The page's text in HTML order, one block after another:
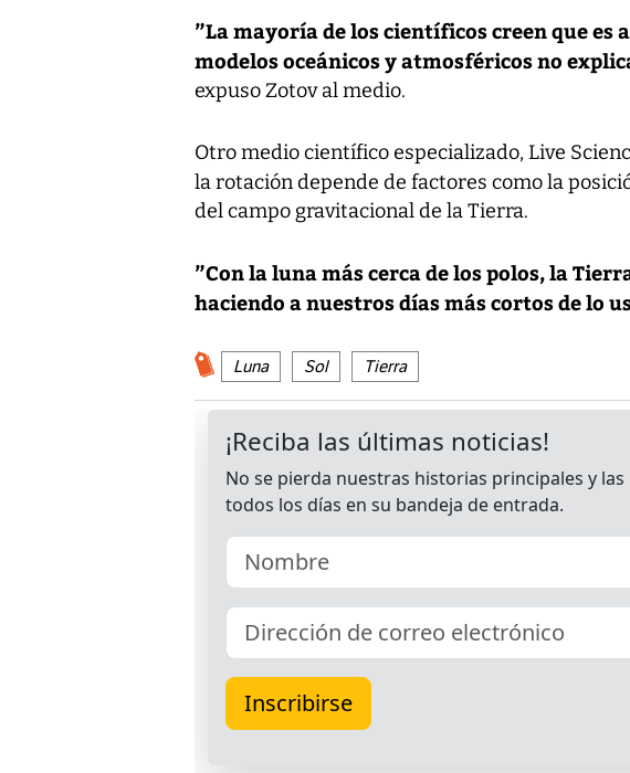
”La mayoría de los científicos creen que es
modelos oceánicos y atmosféricos no
expuso Zotov al medio.
Otro medio científico especializado, Live
la rotación depende de factores como la
del campo gravitacional de la Tierra.
”Con la luna más cerca de los polos, la
haciendo a nuestros días más cortos de lo
Luna Sol Tierra